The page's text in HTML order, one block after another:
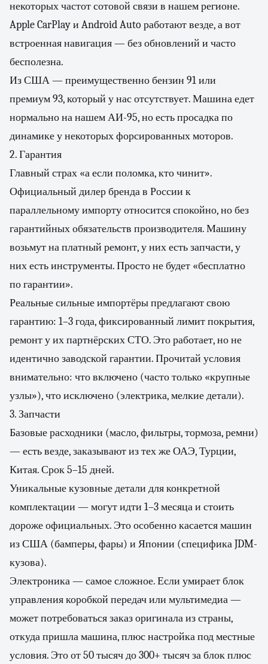
некоторых частот сотовой связи в нашем регионе.
Apple CarPlay и Android Auto работают везде, а вот
встроенная навигация — без обновлений и часто
бесполезна.
Из США — преимущественно бензин 91 или
премиум 93, который у нас отсутствует. Машина едет
нормально на нашем АИ-95, но есть просадка по
динамике у некоторых форсированных моторов.
2. Гарантия
Главный страх «а если поломка, кто чинит».
Официальный дилер бренда в России к
параллельному импорту относится спокойно, но без
гарантийных обязательств производителя. Машину
возьмут на платный ремонт, у них есть запчасти, у
них есть инструменты. Просто не будет «бесплатно
по гарантии».
Реальные сильные импортёры предлагают свою
гарантию: 1–3 года, фиксированный лимит покрытия,
ремонт у их партнёрских СТО. Это работает, но не
идентично заводской гарантии. Прочитай условия
внимательно: что включено (часто только «крупные
узлы»), что исключено (электрика, мелкие детали).
3. Запчасти
Базовые расходники (масло, фильтры, тормоза, ремни)
— есть везде, заказывают из тех же ОАЭ, Турции,
Китая. Срок 5–15 дней.
Уникальные кузовные детали для конкретной
комплектации — могут идти 1–3 месяца и стоить
дороже официальных. Это особенно касается машин
из США (бамперы, фары) и Японии (специфика JDM-
кузова).
Электроника — самое сложное. Если умирает блок
управления коробкой передач или мультимедиа —
может потребоваться заказ оригинала из страны,
откуда пришла машина, плюс настройка под местные
условия. Это от 50 тысяч до 300+ тысяч за блок плюс